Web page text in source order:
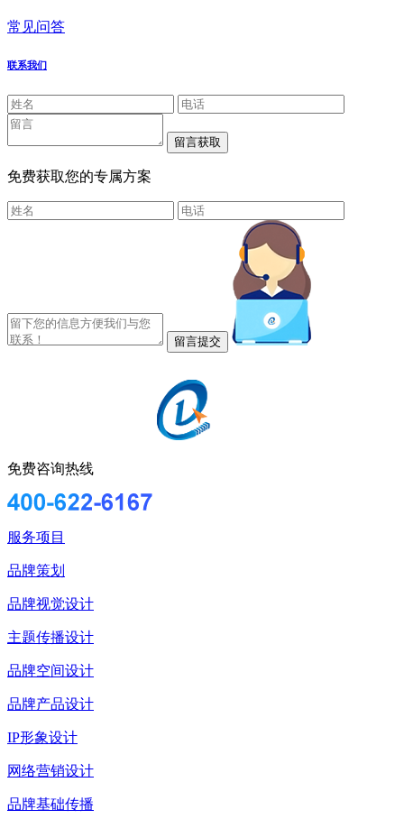
常见问答
联系我们
免费获取您的专属方案
免费咨询热线
服务项目
品牌策划
品牌视觉设计
主题传播设计
品牌空间设计
品牌产品设计
IP形象设计
网络营销设计
品牌基础传播